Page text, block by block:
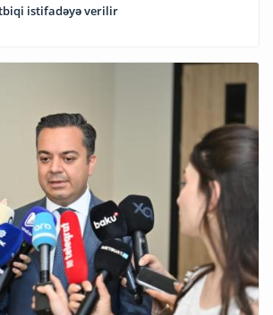
istifadəyə verilir